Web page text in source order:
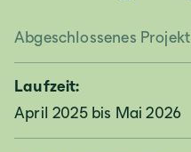
Abgeschlossenes Projekt
Laufzeit:
April 2025 bis Mai 2026